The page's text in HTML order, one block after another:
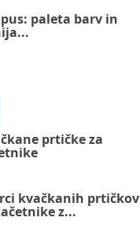
paleta barv in
prtičke za
kvačkanih prtičkov
z...